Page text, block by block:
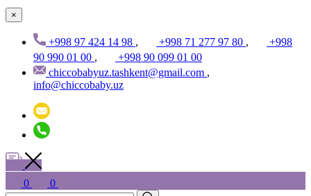
×
+998 97 424 14 98 , +998 71 277 97 80 ,
+998
90 990 01 00 ,
+998 90 099 01 00
chiccobabyuz.tashkent@gmail.com ,
info@chiccobaby.uz
0 0